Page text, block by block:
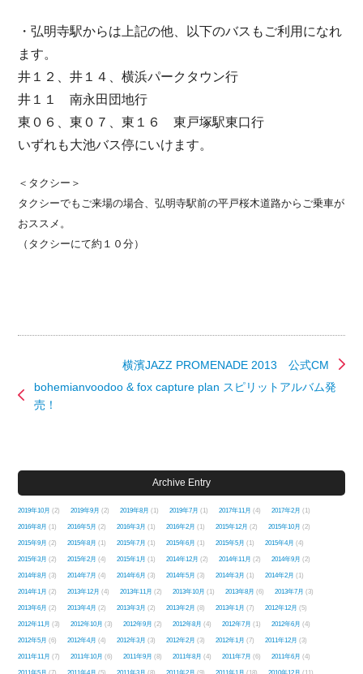
・弘明寺駅からは上記の他、以下のバスもご利用になれ
ます。
井１２、井１４、横浜パークタウン行
井１１ 南永田団地行
東０６、東０７、東１６ 東戸塚駅東口行
いずれも大池バス停にいけます。
＜タクシー＞
タクシーでもご来場の場合、弘明寺駅前の平戸桜木道路からご乗車が
おススメ。
（タクシーにて約１０分）
横濱JAZZ PROMENADE 2013 公式CM
bohemianvoodoo & fox capture plan スピリットアルバム発
売！
Archive Entry
2019年10月 (2) 2019年9月 (2) 2019年8月 (1) 2019年7月 (1) 2017年11月 (4) 2017年2月 (1)
2016年8月 (1) 2016年5月 (2) 2016年3月 (1) 2016年2月 (1) 2015年12月 (2) 2015年10月 (2)
2015年9月 (2) 2015年8月 (1) 2015年7月 (1) 2015年6月 (1) 2015年5月 (1) 2015年4月 (4)
2015年3月 (2) 2015年2月 (4) 2015年1月 (1) 2014年12月 (2) 2014年11月 (2) 2014年9月 (2)
2014年8月 (3) 2014年7月 (4) 2014年6月 (3) 2014年5月 (3) 2014年3月 (1) 2014年2月 (1)
2014年1月 (2) 2013年12月 (4) 2013年11月 (2) 2013年10月 (1) 2013年8月 (6) 2013年7月 (3)
2013年6月 (2) 2013年4月 (2) 2013年3月 (2) 2013年2月 (8) 2013年1月 (7) 2012年12月 (5)
2012年11月 (3) 2012年10月 (3) 2012年9月 (2) 2012年8月 (4) 2012年7月 (1) 2012年6月 (4)
2012年5月 (6) 2012年4月 (4) 2012年3月 (3) 2012年2月 (3) 2012年1月 (7) 2011年12月 (3)
2011年11月 (7) 2011年10月 (6) 2011年9月 (8) 2011年8月 (4) 2011年7月 (6) 2011年6月 (4)